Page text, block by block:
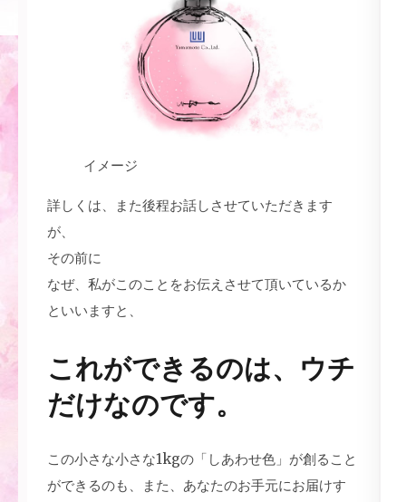
イメージ
詳しくは、また後程お話しさせていただきます
が、
その前に
なぜ、私がこのことをお伝えさせて頂いているか
といいますと、
これができるのは、ウチ
だけなのです。
この小さな小さな1kgの「しあわせ色」が創ること
ができるのも、また、あなたのお手元にお届けす